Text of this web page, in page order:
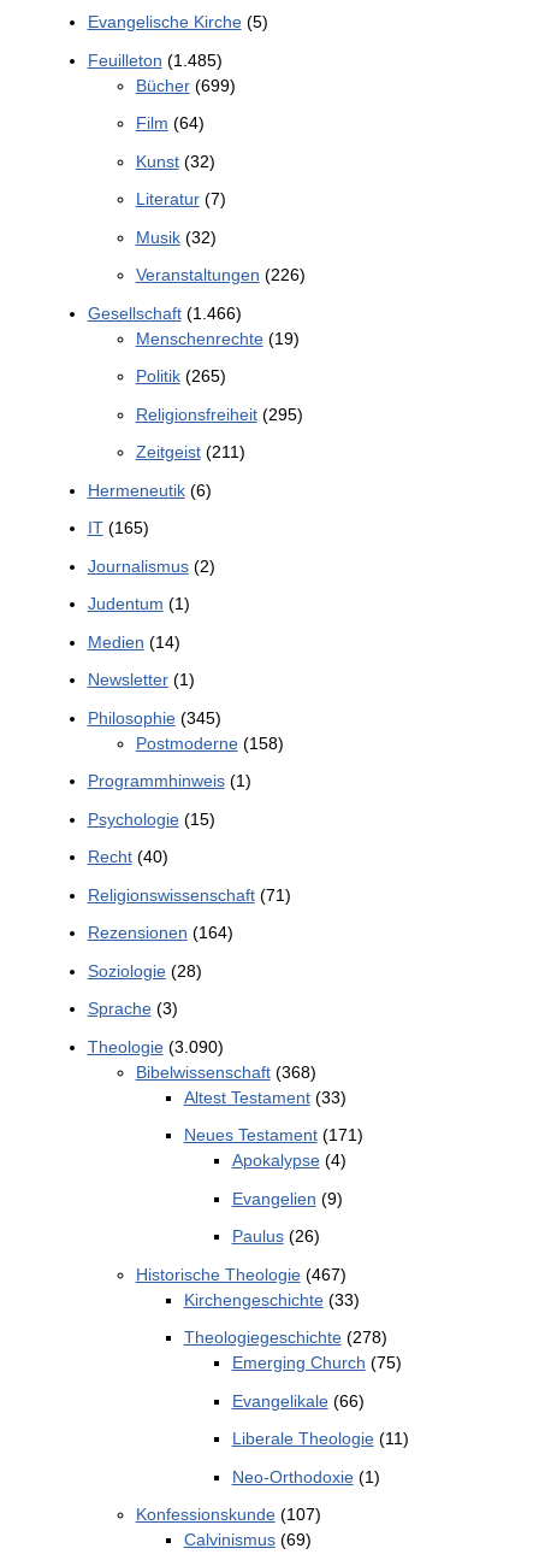
Evangelische Kirche(5)
Feuilleton (1.485)
Bücher(699)
Film (64)
Kunst(32)
Literatur(7)
Musik(32)
Veranstaltungen (226)
Gesellschaft(1.466)
Menschenrechte(19)
Politik(265)
Religionsfreiheit(295)
Zeitgeist(211)
Hermeneutik(6)
IT(165)
Journalismus(2)
Judentum (1)
Medien (14)
Newsletter(1)
Philosophie(345)
Postmoderne(158)
Programmhinweis(1)
Psychologie(15)
Recht(40)
Religionswissenschaft(71)
Rezensionen (164)
Soziologie(28)
Sprache(3)
Theologie(3.090)
Bibelwissenschaft(368)
Altest Testament(33)
Neues Testament(171)
Apokalypse(4)
Evangelien (9)
Paulus(26)
Historische Theologie(467)
Kirchengeschichte(33)
Theologiegeschichte(278)
Emerging Church (75)
Evangelikale(66)
Liberale Theologie(11)
Neo-Orthodoxie(1)
Konfessionskunde(107)
Calvinismus(69)